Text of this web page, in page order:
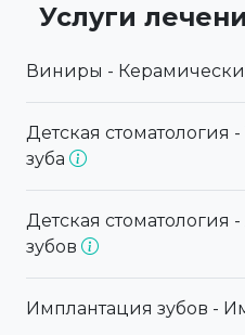
Услуги
Виниры -
Детская стоматология
зуба
Детская
зубов
Имплантация зубов -